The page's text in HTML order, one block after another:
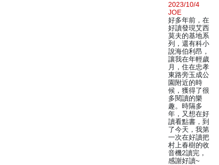
2023/10/4
JOE
好多年前，在
好讀發現艾西
莫夫的基地系
列，還有科小
說海伯利昂，
讓我在年輕歲
月，住在忠孝
東路旁玉成公
園附近的時
候，獲得了很
多閱讀的樂
趣。時隔多
年，又想在好
讀看點書，到
了今天，我第
一次在好讀把
村上春樹的收
音機2讀完，
感謝好讀~